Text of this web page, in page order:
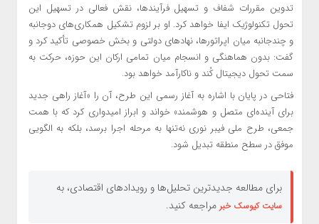
تدوین مقررات شفاف و تسهیل فرآیندها، نقش فعالی در تسهیل این
تحول تکنولوژیک ایفا خواهد کرد. او بر لزوم تشکیل همکاری‌های دوجانبه
و چندجانبه میان اپراتورها، نهادهای دولتی و بخش خصوصی تأکید کرد و
گفت: بدون هماهنگی و انسجام میان تمامی ارکان این حوزه، حرکت به
سمت تحول دیجیتال کُند و ناکارآمد خواهد بود.
فتاحی در پایان با اشاره به آغاز رسمی این طرح، آن را «آغاز راهی جدید
برای آینده‌ای متصل و هوشمند» خواند و ابراز امیدواری کرد که با همت
جمعی، طرح ملی فیبر نوری نه‌تنها به مرحله اجرا برسد، بلکه به الگویی
موفق در سطح منطقه تبدیل شود.
برای مطالعه جدیدترین تحلیل‌ها و رویدادهای اقتصادی، به
سایت کیوسک خبر مراجعه کنید.